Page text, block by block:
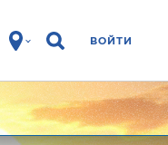
ВОЙТИ